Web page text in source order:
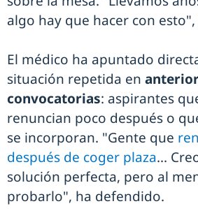
algo hay que hacer con
El médico ha apuntado
situación repetida en
convocatorias: aspirantes
renuncian poco después o
se incorporan. "Gente que
después de coger plaza...
solución perfecta, pero al
probarlo", ha defendido.